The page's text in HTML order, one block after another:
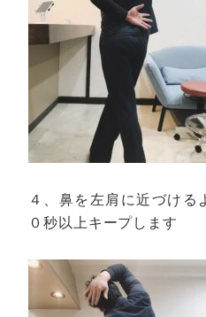
４、鼻を左肩に近づける
０秒以上キープします